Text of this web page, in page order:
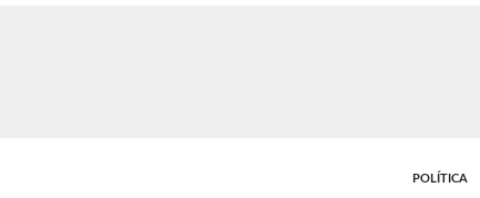
POLÍTICA